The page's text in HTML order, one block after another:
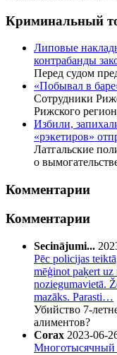
Криминальный
Липовые
контрабанды
Перед судом
«Побывал в
Сотрудники
Рижского
Избили,
«рэкетиров»
Латгальские
о
Комментарии
Комментарии
Secinājumi...
Pēc policijas
mēģinot paķert
noziegumavietā.
mazāks. Parasti…
Убийство 7-
алиментов?
Corax 2023-06-
Многотысячный